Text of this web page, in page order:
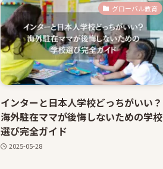
グローバル教育
インターと日本人学校どっちがいい？
海外駐在ママが後悔しないための学校
選び完全ガイド
2025-05-28